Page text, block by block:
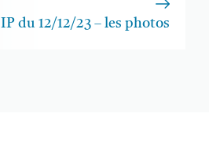
IP du 12/12/23 – les photos